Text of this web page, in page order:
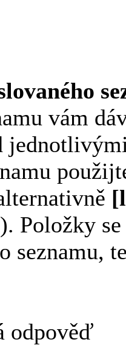
vám
Položky
seznamu,
odpověď